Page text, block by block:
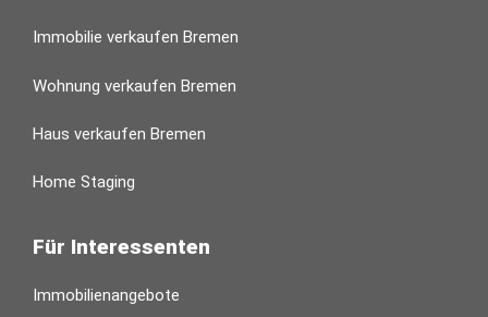
Immobilie verkaufen Bremen
Wohnung verkaufen Bremen
Haus verkaufen Bremen
Home Staging
Für Interessenten
Immobilienangebote